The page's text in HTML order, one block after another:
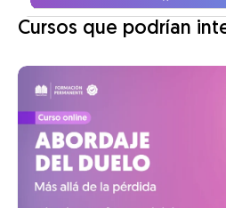
Cursos que podrían